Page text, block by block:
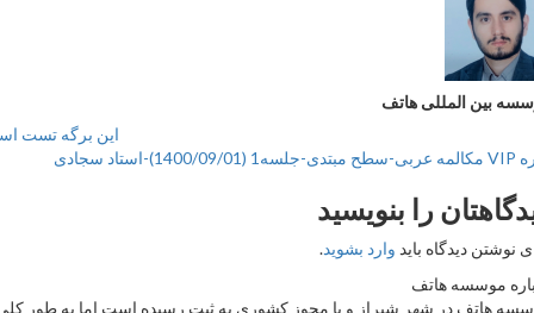
المللی هاتف
این برگه تست است
را بنویسید
دیدگاه بایدوارد بشوید.
هاتف
در شهر شیراز و با مجوز کشوری به ثبت رسیده است اما به طور کلی